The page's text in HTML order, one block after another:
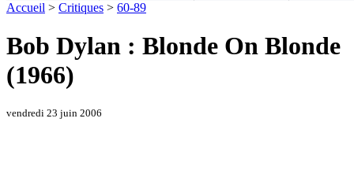
Accueil > Critiques > 60-89
Bob Dylan : Blonde On Blonde
(1966)
vendredi 23 juin 2006